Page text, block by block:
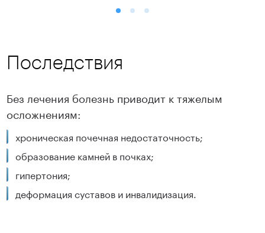
Подробнее
Последствия
Без лечения болезнь приводит к тяжелым
осложнениям:
хроническая почечная недостаточность;
образование камней в почках;
гипертония;
деформация суставов и инвалидизация.